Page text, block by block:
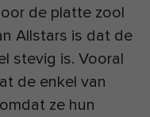
de platte zool
Allstars is dat de
stevig is. Vooral
de enkel van
ze hun